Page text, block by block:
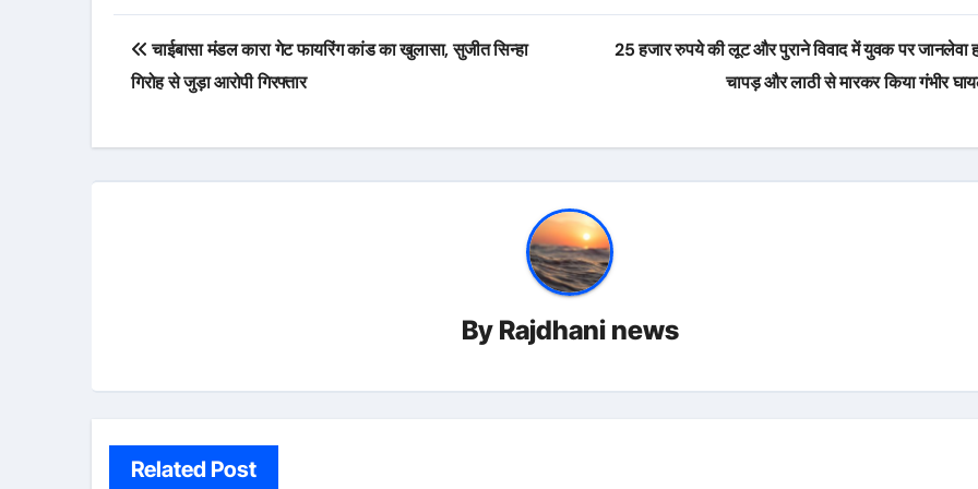
Post
navigation
चाईबासा मंडल कारा गेट फायरिंग कांड का खुलासा, सुजीत सिन्हा
गिरोह से जुड़ा आरोपी गिरफ्तार
25 हजार रुपये की लूट और पुराने विवाद में युवक पर जानलेवा
चापड़ और लाठी से मारकर किया गंभीर
By Rajdhani news
Related Post